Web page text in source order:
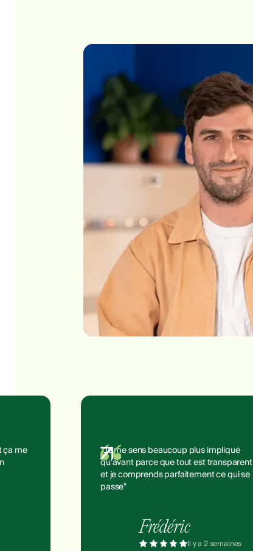
ça me
"Je me sens beaucoup plus impliqué
qu'avant parce que tout est transparent
et je comprends parfaitement ce qui se
passe"
Frédéric
Il y a 2 semaines